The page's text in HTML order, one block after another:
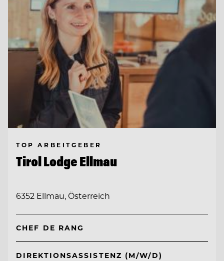
TOP ARBEITGEBER
Tirol Lodge Ellmau
6352 Ellmau, Österreich
CHEF DE RANG
DIREKTIONSASSISTENZ (M/W/D)